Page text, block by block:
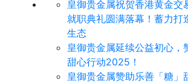
皇御贵金属祝贺香港黄金交
就职典礼圆满落幕！蓄力打
生态
皇御贵金属延续公益初心，
甜心行动2025！
皇御贵金属赞助乐善「糖」